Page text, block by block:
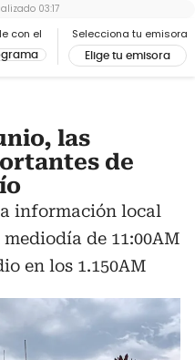
con el Selecciona tu emisora
Elige tu emisora
03:17
las
de
información local
de 11:00AM
en los 1.150AM